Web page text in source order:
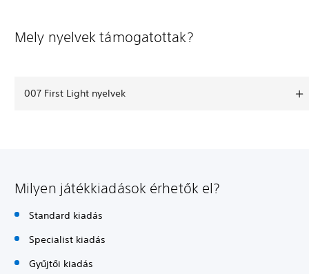
Mely nyelvek támogatottak?
007 First Light nyelvek
Milyen játékkiadások érhetők el?
Standard kiadás
Specialist kiadás
Gyűjtői kiadás